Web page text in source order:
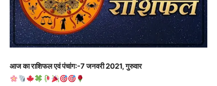
आज का राशिफल एवं पंचांग:-7 जनवरी 2021, गुरुवार